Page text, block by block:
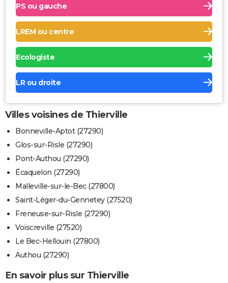
PS ou gauche
LREM ou centre
Ecologiste
LR ou droite
Villes voisines de Thierville
Bonneville-Aptot (27290)
Glos-sur-Risle (27290)
Pont-Authou (27290)
Écaquelon (27290)
Malleville-sur-le-Bec (27800)
Saint-Léger-du-Gennetey (27520)
Freneuse-sur-Risle (27290)
Voiscreville (27520)
Le Bec-Hellouin (27800)
Authou (27290)
En savoir plus sur Thierville